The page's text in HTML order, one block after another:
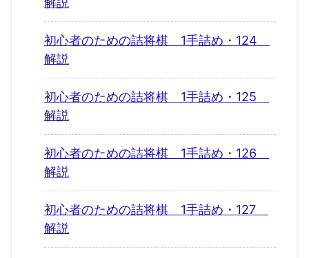
初心者のための詰将棋 1手詰め・124
解説
初心者のための詰将棋 1手詰め・125
解説
初心者のための詰将棋 1手詰め・126
解説
初心者のための詰将棋 1手詰め・127
解説